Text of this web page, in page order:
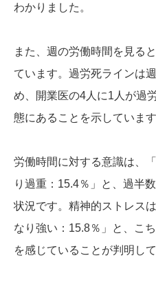
わかりました。
また、週の労働時間を見る
ています。過労死ラインは
め、開業医の4人に1人が過
態にあることを示しています
労働時間に対する意識は、
り過重：15.4％」と、過半
状況です。精神的ストレス
なり強い：15.8％」と、こ
を感じていることが判明して